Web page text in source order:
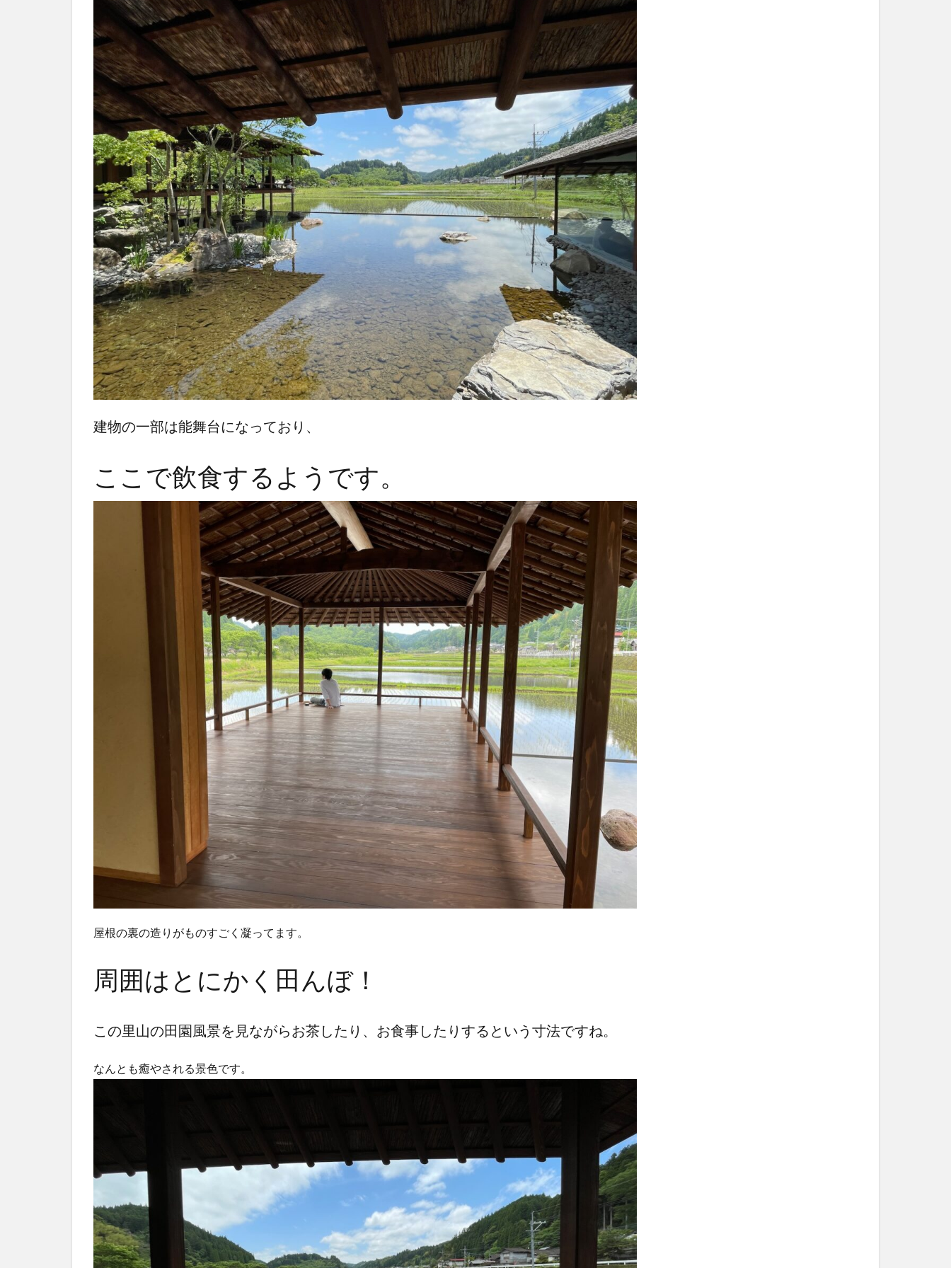
建物の一部は能舞台になっており、
ここで飲食するようです。
屋根の裏の造りがものすごく凝ってます。
周囲はとにかく田んぼ！
この里山の田園風景を見ながらお茶したり、お食事したりするという寸法ですね。
なんとも癒やされる景色です。